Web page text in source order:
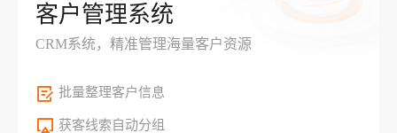
客户管理系统
CRM系统，精准管理海量客户资源
批量整理客户信息
获客线索自动分组